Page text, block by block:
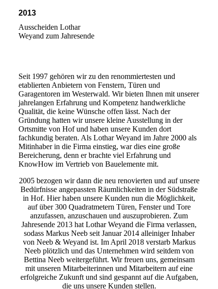
2013
Ausscheiden Lothar
Weyand zum Jahresende
Seit 1997 gehören wir zu den renommiertesten und
etablierten Anbietern von Fenstern, Türen und
Garagentoren im Westerwald. Wir bieten Ihnen mit unserer
jahrelangen Erfahrung und Kompetenz handwerkliche
Qualität, die keine Wünsche offen lässt. Nach der
Gründung hatten wir unsere kleine Ausstellung in der
Ortsmitte von Hof und haben unsere Kunden dort
fachkundig beraten. Als Lothar Weyand im Jahre 2000 als
Mitinhaber in die Firma einstieg, war dies eine große
Bereicherung, denn er brachte viel Erfahrung und
KnowHow im Vertrieb von Bauelemente mit.
2005 bezogen wir dann die neu renovierten und auf unsere
Bedürfnisse angepassten Räumlichkeiten in der Südstraße
in Hof. Hier haben unsere Kunden nun die Möglichkeit,
auf über 300 Quadratmetern Türen, Fenster und Tore
anzufassen, anzuschauen und auszuprobieren. Zum
Jahresende 2013 hat Lothar Weyand die Firma verlassen,
sodass Markus Neeb seit Januar 2014 alleiniger Inhaber
von Neeb & Weyand ist. Im April 2018 verstarb Markus
Neeb plötzlich und das Unternehmen wird seitdem von
Bettina Neeb weitergeführt. Wir freuen uns, gemeinsam
mit unseren Mitarbeiterinnen und Mitarbeitern auf eine
erfolgreiche Zukunft und sind gespannt auf die Aufgaben,
die uns unsere Kunden stellen.